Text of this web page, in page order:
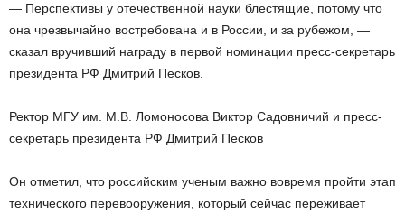
— Перспективы у отечественной науки блестящие, потому что
она чрезвычайно востребована и в России, и за рубежом, —
сказал вручивший награду в первой номинации пресс-секретарь
президента РФ Дмитрий Песков.
Ректор МГУ им. М.В. Ломоносова Виктор Садовничий и пресс-
секретарь президента РФ Дмитрий Песков
Он отметил, что российским ученым важно вовремя пройти этап
технического перевооружения, который сейчас переживает